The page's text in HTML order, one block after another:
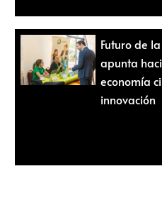
Futuro de
apunta
economía
innovación